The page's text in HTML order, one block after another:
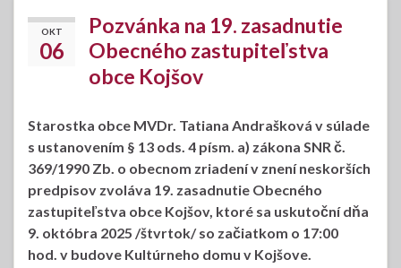
OKT
06
Pozvánka na 19. zasadnutie
Obecného zastupiteľstva
obce Kojšov
Starostka obce MVDr. Tatiana Andrašková v súlade
s ustanovením § 13 ods. 4 písm. a) zákona SNR č.
369/1990 Zb. o obecnom zriadení v znení neskorších
predpisov zvoláva 19. zasadnutie Obecného
zastupiteľstva obce Kojšov, ktoré sa uskutoční dňa
9. októbra 2025 /štvrtok/ so začiatkom o 17:00
hod. v budove Kultúrneho domu v Kojšove.